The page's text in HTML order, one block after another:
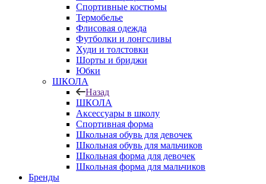
Спортивные костюмы
Термобелье
Флисовая одежда
Футболки и лонгсливы
Худи и толстовки
Шорты и бриджи
Юбки
ШКОЛА
Назад
ШКОЛА
Аксессуары в школу
Спортивная форма
Школьная обувь для девочек
Школьная обувь для мальчиков
Школьная форма для девочек
Школьная форма для мальчиков
Бренды